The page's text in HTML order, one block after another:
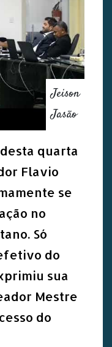
Jeison
Jasão
quarta
Flavio
se
no
Só
do
sua
Mestre
do